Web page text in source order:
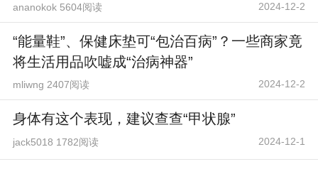
ananokok 5604阅读 2024-12-2
“能量鞋”、保健床垫可“包治百病”？一些商家竟
将生活用品吹嘘成“治病神器”
mliwng 2407阅读 2024-12-2
身体有这个表现，建议查查“甲状腺”
jack5018 1782阅读 2024-12-1